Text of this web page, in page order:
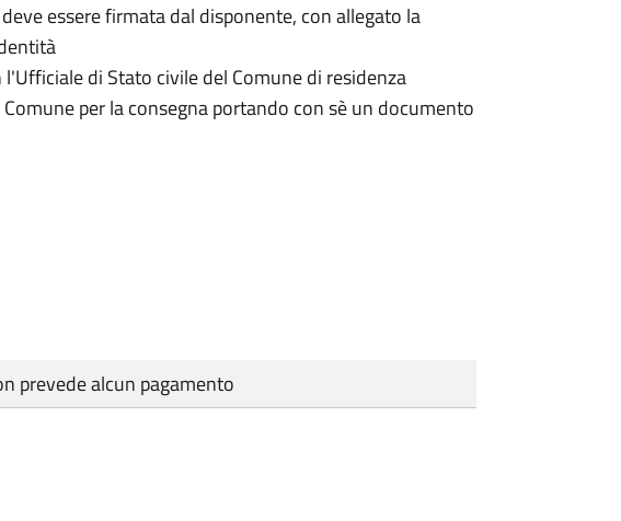
essere firmata dal disponente, con allegato la
di Stato civile del Comune di residenza
per la consegna portando con sè un documento
prevede alcun pagamento